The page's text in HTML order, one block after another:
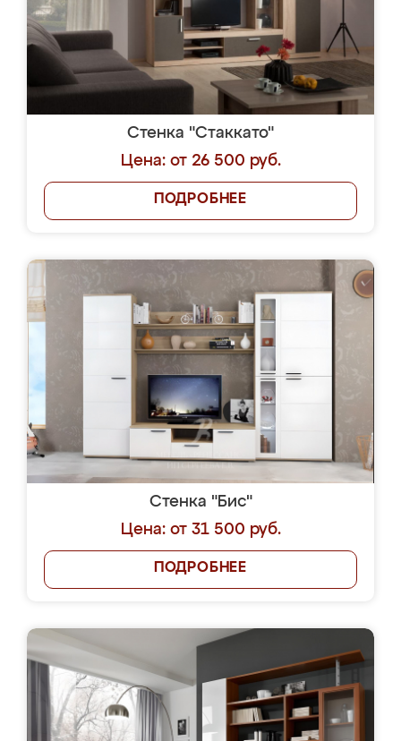
Стенка "Стаккато"
Цена: от 26 500 руб.
ПОДРОБНЕЕ
Стенка "Бис"
Цена: от 31 500 руб.
ПОДРОБНЕЕ